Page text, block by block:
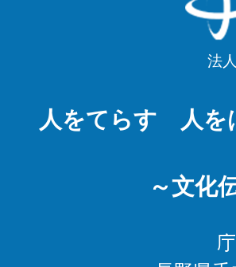
曲
法
人をてらす 人
～文化